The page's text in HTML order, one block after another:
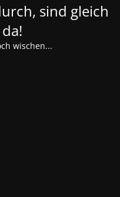
sind gleich
wischen...